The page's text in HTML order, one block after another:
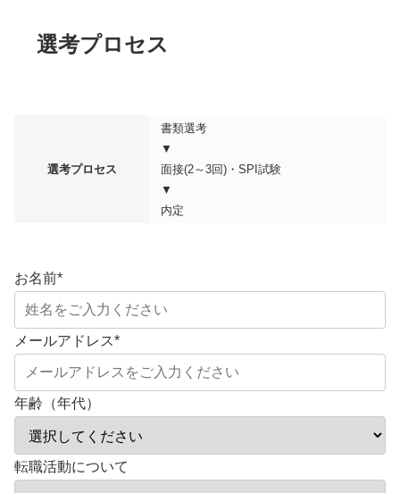
選考プロセス
選考プロセス
書類選考
▼
面接(2～3回)・SPI試験
▼
内定
お名前*
メールアドレス*
年齢（年代）
転職活動について